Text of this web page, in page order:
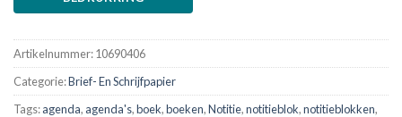
Artikelnummer:10690406
Categorie:Brief- En Schrijfpapier
Tags:agenda, agenda's,boek,boeken,Notitie,notitieblok,notitieblokken,